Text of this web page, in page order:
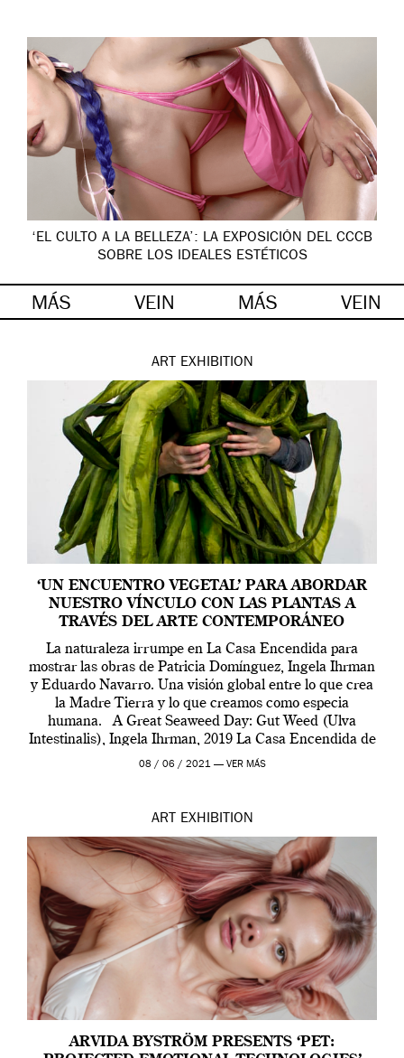
‘EL CULTO A LA BELLEZA’: LA EXPOSICIÓN DEL CCCB
SOBRE LOS IDEALES ESTÉTICOS
MÁS VEIN MÁS VEIN
ART EXHIBITION
‘UN ENCUENTRO VEGETAL’ PARA ABORDAR
NUESTRO VÍNCULO CON LAS PLANTAS A
TRAVÉS DEL ARTE CONTEMPORÁNEO
La naturaleza irrumpe en La Casa Encendida para
mostrar las obras de Patricia Domínguez, Ingela Ihrman
y Eduardo Navarro. Una visión global entre lo que crea
la Madre Tierra y lo que creamos como especia
humana. A Great Seaweed Day: Gut Weed (Ulva
Intestinalis), Ingela Ihrman, 2019 La Casa Encendida de
Madrid y la Wellcome […]
08 / 06 / 2021 — VER MÁS
ART EXHIBITION
ARVIDA BYSTRÖM PRESENTS ‘PET: